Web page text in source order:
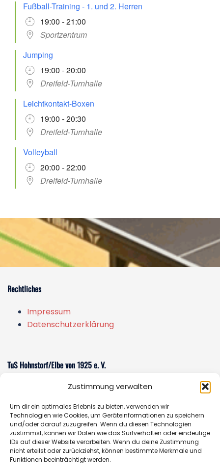
Zustimmung verwalten
Um dir ein optimales Erlebnis zu bieten, verwenden wir
Technologien wie Cookies, um Geräteinformationen zu speichern
und/oder darauf zuzugreifen. Wenn du diesen Technologien
zustimmst, können wir Daten wie das Surfverhalten oder eindeutige
IDs auf dieser Website verarbeiten. Wenn du deine Zustimmung
nicht erteilst oder zurückziehst, können bestimmte Merkmale und
Funktionen beeinträchtigt werden.
Fußball-Training - 1. und 2. Herren
19:00 - 21:00
Sportzentrum
Jumping
19:00 - 20:00
Dreifeld-Turnhalle
Leichtkontakt-Boxen
19:00 - 20:30
Dreifeld-Turnhalle
Volleyball
20:00 - 22:00
Dreifeld-Turnhalle
Rechtliches
Impressum
Datenschutzerklärung
TuS Hohnstorf/Elbe von 1925 e. V.
Am Sportzentrum 1
E-Mail:sportverein@tus-hohnstorf.de
Geschäftsstelle